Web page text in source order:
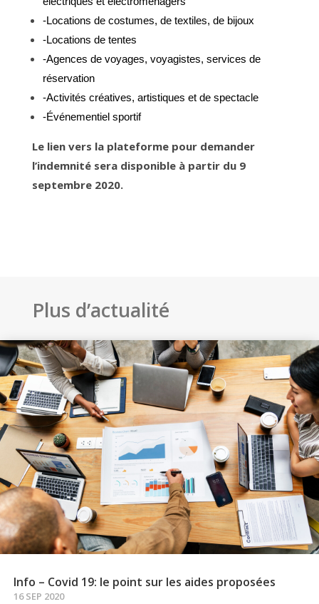
-Locations de costumes, de textiles, de bijoux
-Locations de tentes
-Agences de voyages, voyagistes, services de
réservation
-Activités créatives, artistiques et de spectacle
-Événementiel sportif
Le lien vers la plateforme pour demander
l’indemnité sera disponible à partir du 9
septembre 2020.
Plus d’actualité
Info – Covid 19: le point sur les aides proposées
16 SEP 2020